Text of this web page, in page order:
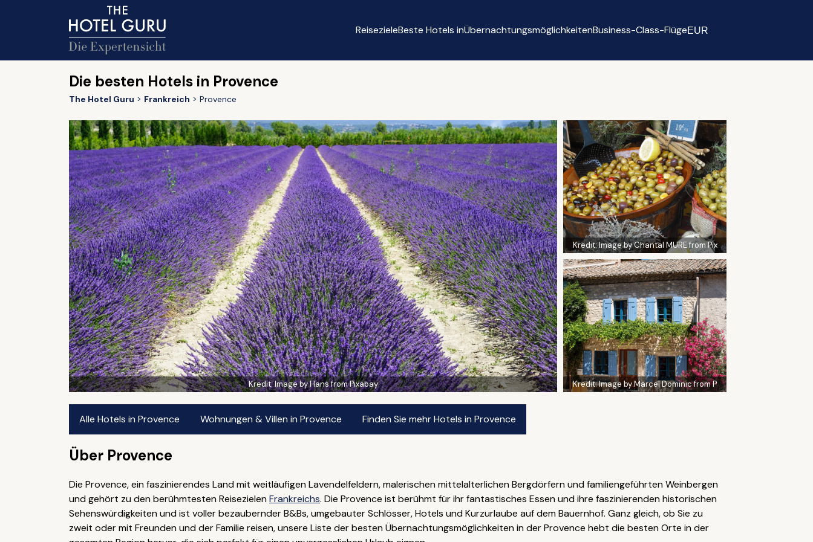
ReisezieleBeste Hotels inÜbernachtungsmöglichkeitenBusiness-Class-FlügeEUR
Die besten Hotels in Provence
The Hotel Guru Frankreich Provence
Kredit:Image by Hans from Pixabay
Kredit:Image by Chantal MURE from Pix
Kredit:Image by Marcel Dominic from P
Alle Hotels in Provence Wohnungen & Villen in Provence Finden Sie mehr Hotels in Provence
Über Provence
Die Provence, ein faszinierendes Land mit weitläufigen Lavendelfeldern, malerischen mittelalterlichen Bergdörfern und familiengeführten Weinbergen
und gehört zu den berühmtesten ReisezielenFrankreichs. Die Provence ist berühmt für ihr fantastisches Essen und ihre faszinierenden historischen
Sehenswürdigkeiten und ist voller bezaubernder B&Bs, umgebauter Schlösser, Hotels und Kurzurlaube auf dem Bauernhof. Ganz gleich, ob Sie zu
zweit oder mit Freunden und der Familie reisen, unsere Liste der besten Übernachtungsmöglichkeiten in der Provence hebt die besten Orte in der